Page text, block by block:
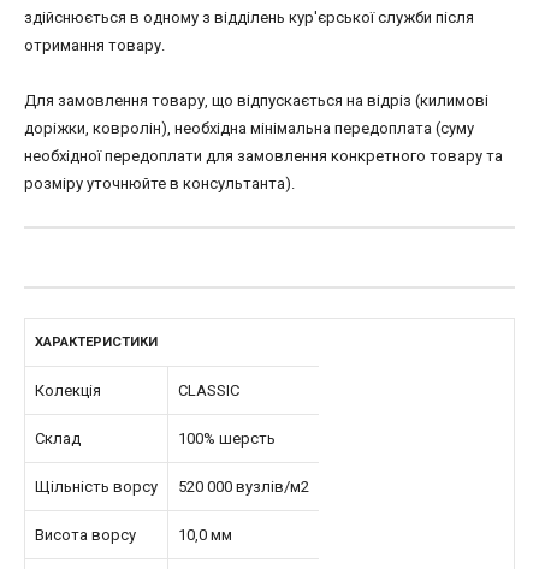
здійснюється в одному з відділень кур'єрської служби після
отримання товару.
Для замовлення товару, що відпускається на відріз (килимові
доріжки, ковролін), необхідна мінімальна передоплата (суму
необхідної передоплати для замовлення конкретного товару та
розміру уточнюйте в консультанта).
ХАРАКТЕРИСТИКИ
Колекція CLASSIC
Склад 100% шерсть
Щільність ворсу 520 000 вузлів/м2
Висота ворсу 10,0 мм